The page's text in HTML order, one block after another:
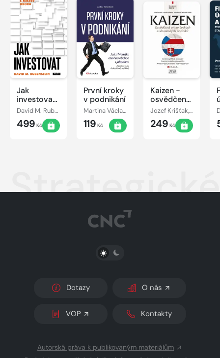
Jak
investovat:
Rozhovory
s mistry
oboru
David M. Rubenstein
499 Kč
První kroky
v podnikání
Martina Václavíková
119 Kč
Kaizen -
osvědčená
praxe
českých a
slovenských
podniků
Jozef Krišťak, Ľudovít Boledovič, Miroslav Marek, Ján Košturiak
249 Kč
PŘEPNOUT SVĚTLÝ/TMAVÝ REŽIM
Dotazy O nás
VOP Kontakty
Autorská práva k publikovaným materiálům